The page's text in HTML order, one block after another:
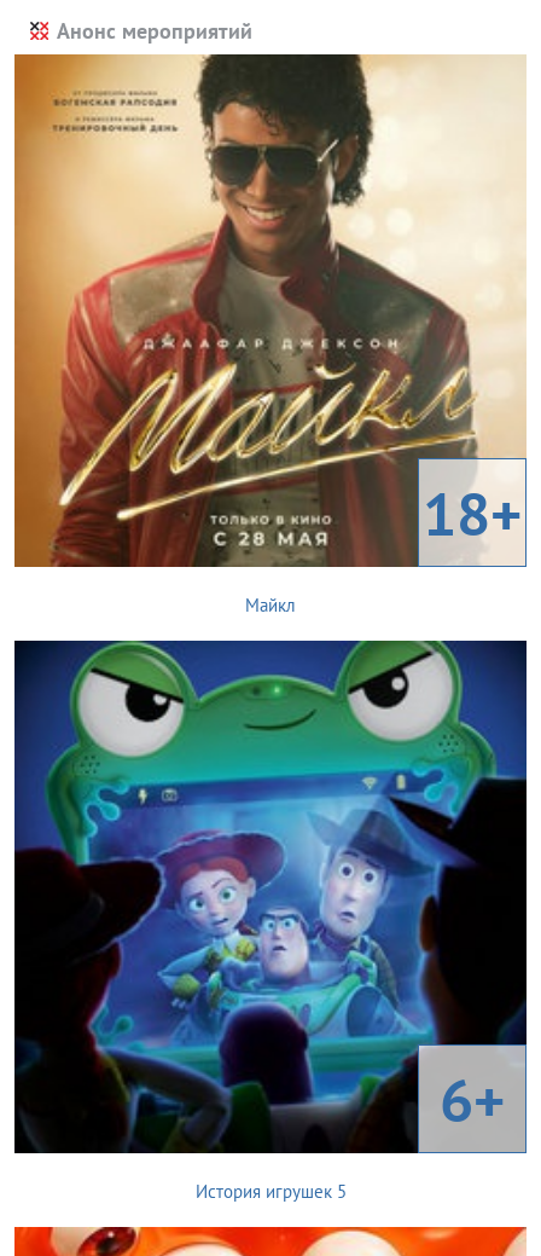
Анонс мероприятий
18+
Майкл
6+
История игрушек 5